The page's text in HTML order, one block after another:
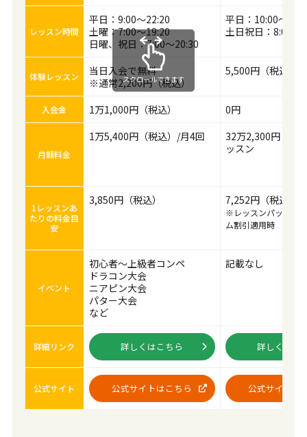
レッスン時間
平日：9:00～22:20
土曜：7:00～19:20
日曜、祝日：7:00～20:30
平日：10:00～
土日祝日：8:00～
体験レッスン
当日入会で無料
※通常2,200円（税込）
5,500円（税込）
入会金 1万1,000円（税込） 0円
月額料金
1万5,400円（税込）/月4回
32万2,300円（税
ッスン
1レッスンあ
たりの料金目
安
3,850円（税込） 7,252円（税込）
※レッスンパック40
ム割引適用時
イベント
初心者～上級者コンペ
ドラコン大会
ニアピン大会
パター大会
など
記載なし
詳細リンク 詳しくはこちら 詳しくはこ
公式サイト 公式サイトはこちら 公式サイトは
スクロールできます